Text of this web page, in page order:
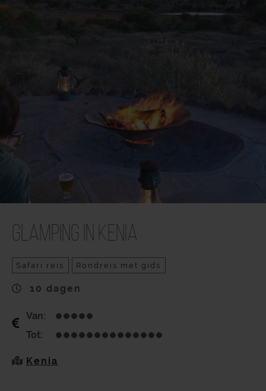
Glamping in Kenia
Safari reis Rondreis met gids
10 dagen
Van:
Tot:
Kenia